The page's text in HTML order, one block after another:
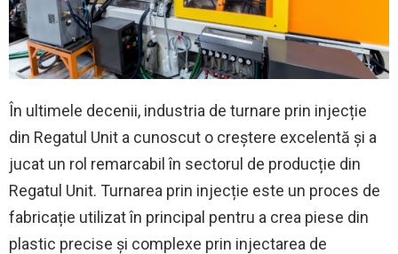
În ultimele decenii, industria de turnare prin injecție
din Regatul Unit a cunoscut o creștere excelentă și a
jucat un rol remarcabil în sectorul de producție din
Regatul Unit. Turnarea prin injecție este un proces de
fabricație utilizat în principal pentru a crea piese din
plastic precise și complexe prin injectarea de